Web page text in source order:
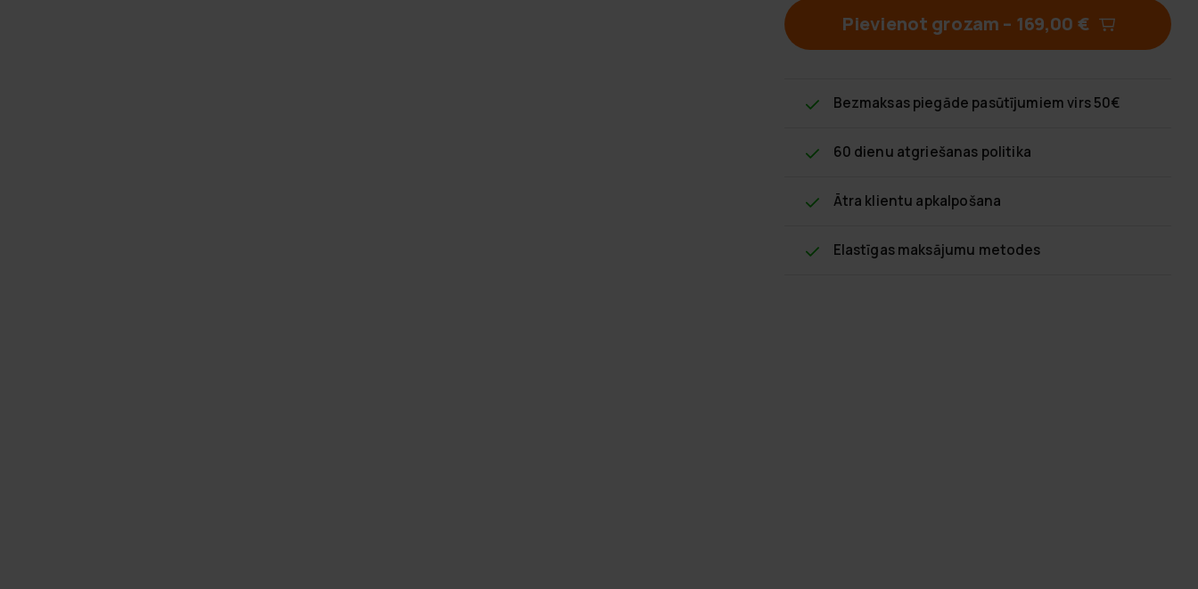
Pievienot grozam – 169,00 €
Bezmaksas piegāde pasūtījumiem virs 50€
60 dienu atgriešanas politika
Ātra klientu apkalpošana
Elastīgas maksājumu metodes